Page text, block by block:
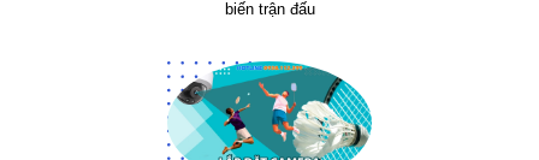
biến trận đấu